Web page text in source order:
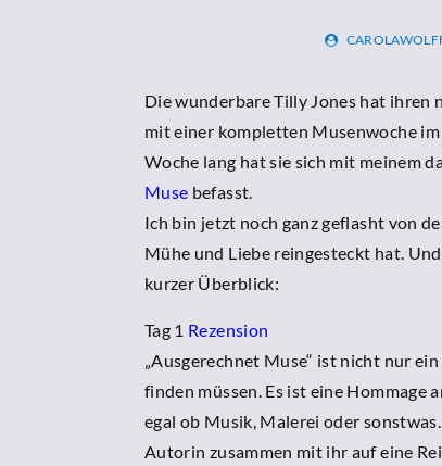
Die wunderbare Tilly Jones hat ihren
mit einer kompletten Musenwoche
Woche lang hat sie sich mit meinem
Muse befasst.
Ich bin jetzt noch ganz geflasht von
Mühe und Liebe reingesteckt hat.
kurzer Überblick:
Tag 1 Rezension
„Ausgerechnet Muse“ ist nicht nur
finden müssen. Es ist eine Hommage
egal ob Musik, Malerei oder
Autorin zusammen mit ihr auf eine